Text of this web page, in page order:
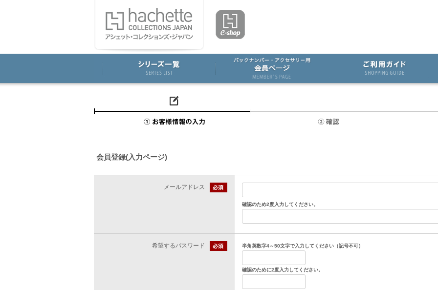
会員登録(入力ページ)
メールアドレス
確認のため2度入力してください。
希望するパスワード 半角英数字4～50文字で入力してください（記号不可）
確認のために2度入力してください。